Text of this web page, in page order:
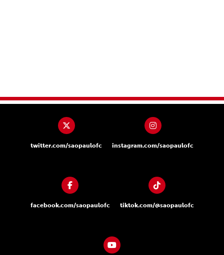
twitter.com/saopaulofc instagram.com/saopaulofc
facebook.com/saopaulofc tiktok.com/@saopaulofc